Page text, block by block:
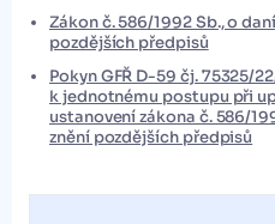
Zákon č. 586/1992 Sb., o
pozdějších předpisů
Pokyn GFŘ D-59 čj. 75325/
k jednotnému postupu při
ustanovení zákona č. 586/
znění pozdějších předpisů